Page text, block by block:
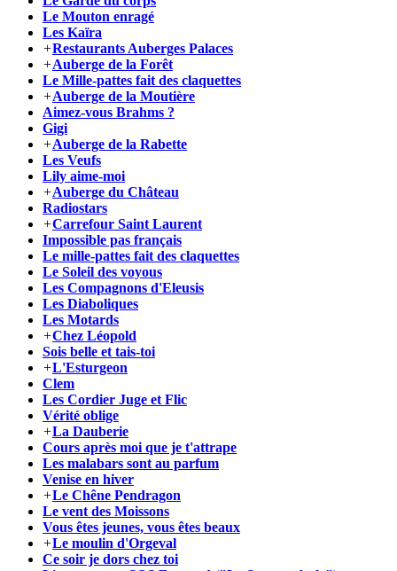
Le Mouton enragé
Les Kaïra
+Restaurants Auberges Palaces
+Auberge de la Forêt
Le Mille-pattes fait des claquettes
+Auberge de la Moutière
Aimez-vous Brahms ?
Gigi
+Auberge de la Rabette
Les Veufs
Lily aime-moi
+Auberge du Château
Radiostars
+Carrefour Saint Laurent
Impossible pas français
Le mille-pattes fait des claquettes
Le Soleil des voyous
Les Compagnons d'Eleusis
Les Diaboliques
Les Motards
+Chez Léopold
Sois belle et tais-toi
+L'Esturgeon
Clem
Les Cordier Juge et Flic
Vérité oblige
+La Dauberie
Cours après moi que je t'attrape
Les malabars sont au parfum
Venise en hiver
+Le Chêne Pendragon
Le vent des Moissons
Vous êtes jeunes, vous êtes beaux
+Le moulin d'Orgeval
Ce soir je dors chez toi